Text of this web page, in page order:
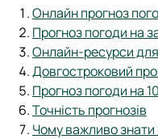
Онлайн прогноз
Прогноз погоди на
Онлайн-ресурси
Довгостроковий
Прогноз погоди на
Точність прогнозів
Чому важливо знати